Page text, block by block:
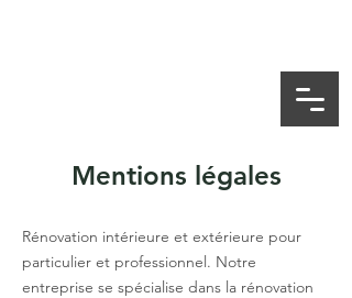
Mentions légales
Rénovation intérieure et extérieure pour
particulier et professionnel. Notre
entreprise se spécialise dans la rénovation